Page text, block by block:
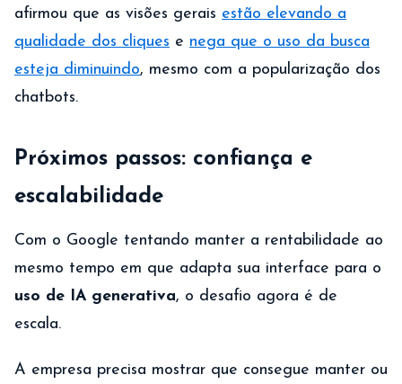
afirmou que as visões gerais estão elevando a
qualidade dos cliques e nega que o uso da busca
esteja diminuindo, mesmo com a popularização dos
chatbots.
Próximos passos: confiança e
escalabilidade
Com o Google tentando manter a rentabilidade ao
mesmo tempo em que adapta sua interface para o
uso de IA generativa, o desafio agora é de
escala.
A empresa precisa mostrar que consegue manter ou